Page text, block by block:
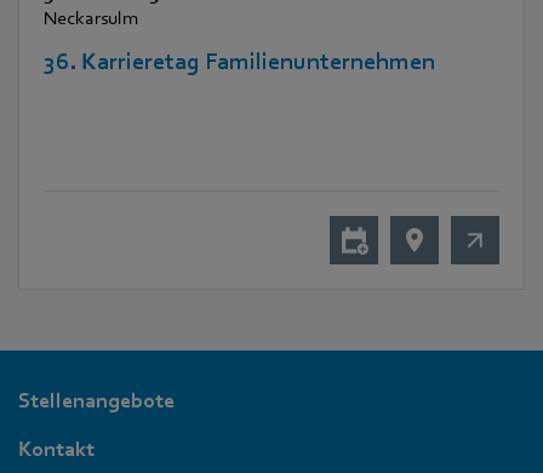
Neckarsulm
36. Karrieretag Familienunternehmen
Stellenangebote
Kontakt